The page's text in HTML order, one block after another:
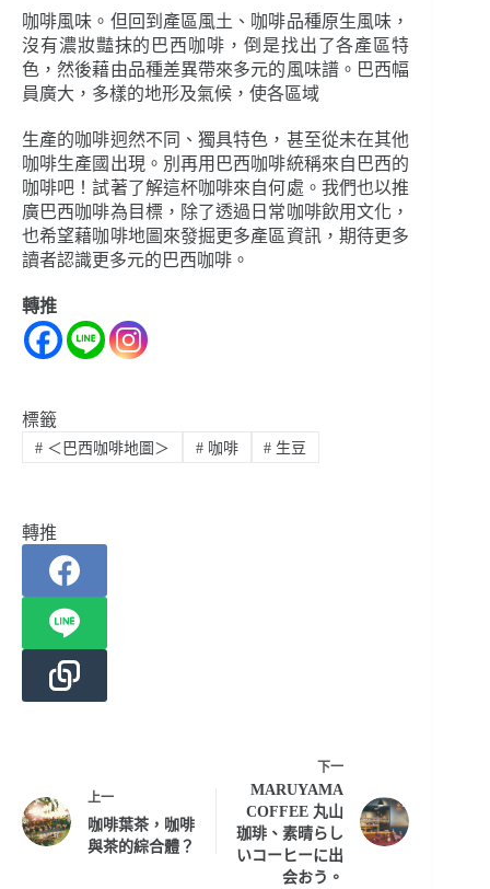
咖啡風味。但回到產區風土、咖啡品種原生風味，
沒有濃妝豔抹的巴西咖啡，倒是找出了各產區特
色，然後藉由品種差異帶來多元的風味譜。巴西幅
員廣大，多樣的地形及氣候，使各區域
生產的咖啡迥然不同、獨具特色，甚至從未在其他
咖啡生產國出現。別再用巴西咖啡統稱來自巴西的
咖啡吧！試著了解這杯咖啡來自何處。我們也以推
廣巴西咖啡為目標，除了透過日常咖啡飲用文化，
也希望藉咖啡地圖來發掘更多產區資訊，期待更多
讀者認識更多元的巴西咖啡。
轉推
標籤
#＜巴西咖啡地圖＞ #咖啡 # 生豆
轉推
上一
咖啡葉茶，咖啡
與茶的綜合體？
下一
MARUYAMA
COFFEE 丸山
珈琲、素晴らし
いコーヒーに出
会おう。